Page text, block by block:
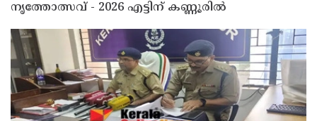
നൃത്തോത്സവ് - 2026 എട്ടിന് കണ്ണൂരിൽ